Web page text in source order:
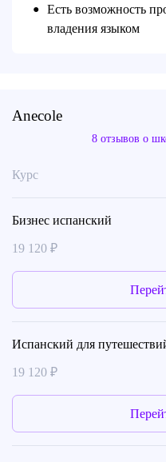
●
Есть возможность
владения языком
Anecole
8 отзывов о
Курс
Бизнес испанский
19 120 ₽
Испанский для
19 120 ₽